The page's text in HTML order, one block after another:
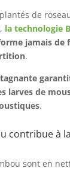
de
la technologie
jamais de
.
larves de
.
contribue à la
sont en